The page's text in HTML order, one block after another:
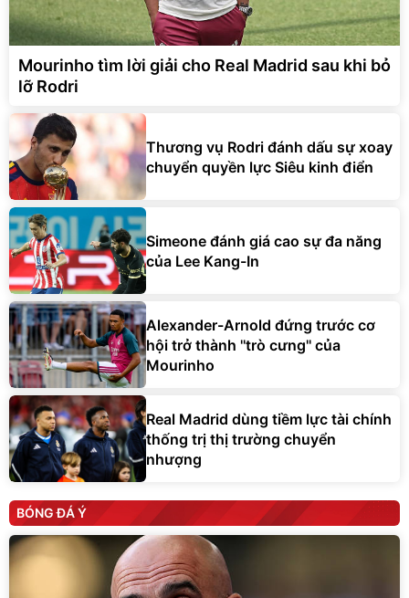
Mourinho tìm lời giải cho Real Madrid sau khi bỏ
lỡ Rodri
Thương vụ Rodri đánh dấu sự xoay
chuyển quyền lực Siêu kinh điển
Simeone đánh giá cao sự đa năng
của Lee Kang-In
Alexander-Arnold đứng trước cơ
hội trở thành ''trò cưng'' của
Mourinho
Real Madrid dùng tiềm lực tài chính
thống trị thị trường chuyển
nhượng
BÓNG ĐÁ Ý